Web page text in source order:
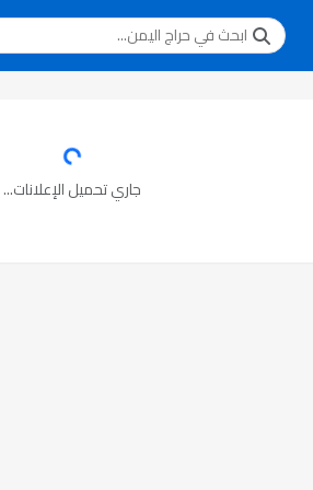
جاري تحميل الإعلانات...